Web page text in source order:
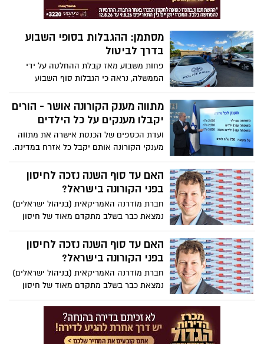
מסתמן: ההגבלות בסופי השבוע
בדרך לביטול
פחות משבוע מאז קבלת ההחלטה על ידי
הממשלה, נראה כי הגבלות סוף השבוע
עתידות להתבטל. ייתכן שביטול הסגר יובא
כבר היום (ה') לאישור בממשלה
מתווה מענק הקורונה אושר - הורים
יקבלו מענקים על כל הילדים
ועדת הכספים של הכנסת אישרה את מתווה
מענקי הקורונה אותם יקבל כל אזרח במדינה.
משפחות ברוכות ילדים יקבלו מענקים על כל
אחד מהילדים, בניגוד למתווה הראשוני שקבע
כי המענק יינתן עד הילד השלישי במשפחה
האם עד סוף השנה נזכה לחיסון
בפני הקורונה בישראל?
חברת מודרנה האמריקאית (בניהול ישראלים)
נמצאת כבר בשלב מתקדם מאוד של חיסון
נגד קורונה. בישראל כבר דאגו להבטיח שהוא
יהיה נגיש כאן. כל שנותר הוא להתפלל
שהניסוי הענק יביא תוצאות חיוביות
האם עד סוף השנה נזכה לחיסון
בפני הקורונה בישראל?
חברת מודרנה האמריקאית (בניהול ישראלים)
נמצאת כבר בשלב מתקדם מאוד של חיסון
נגד קורונה. בישראל כבר דאגו להבטיח שהוא
יהיה נגיש כאן. כל שנותר הוא להתפלל
שהניסוי הענק יביא תוצאות חיוביות